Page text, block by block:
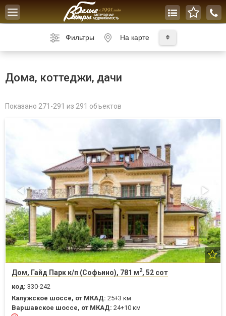
Toggle
navigation
Фильтры На карте
Дома, коттеджи, дачи
Показано 271-291 из 291 объектов
Дом, Гайд Парк к/п (Софьино), 781 м2, 52 сот
код: 330-242
Калужское шоссе, от МКАД: 25+3 км
Варшавское шоссе, от МКАД: 24+10 км